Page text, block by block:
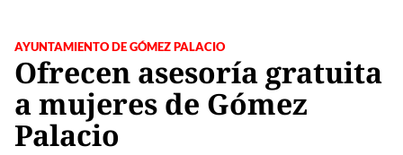
AYUNTAMIENTO DE GÓMEZ PALACIO
Ofrecen asesoría gratuita
a mujeres de Gómez
Palacio